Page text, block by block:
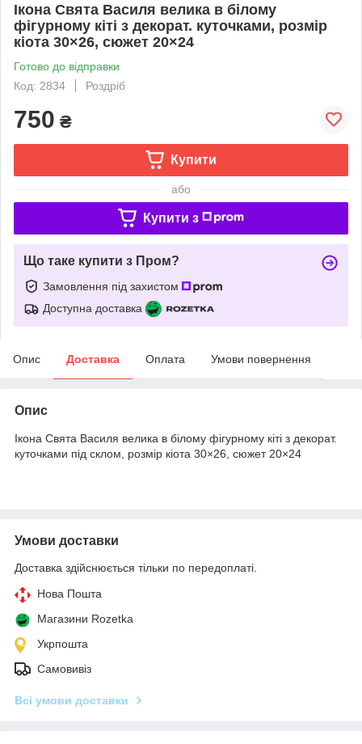
Ікона Свята Василя велика в білому
фігурному кіті з декорат. куточками, розмір
кіота 30×26, сюжет 20×24
Готово до відправки
Код: 2834
Роздріб
750 ₴
Купити
або
Купити з
Що таке купити з Пром?
Замовлення під захистом
Доступна доставка
Опис Доставка Оплата Умови повернення
Опис
Ікона Свята Василя велика в білому фігурному кіті з декорат.
куточками під склом, розмір кіота 30×26, сюжет 20×24
Умови доставки
Доставка здійснюється тільки по передоплаті.
Нова Пошта
Магазини Rozetka
Укрпошта
Самовивіз
Всі умови доставки